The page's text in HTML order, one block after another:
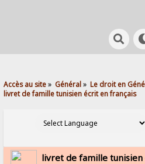
Accès au site» Général» Le droit en
livret de famille tunisien écrit en français
livret de famille